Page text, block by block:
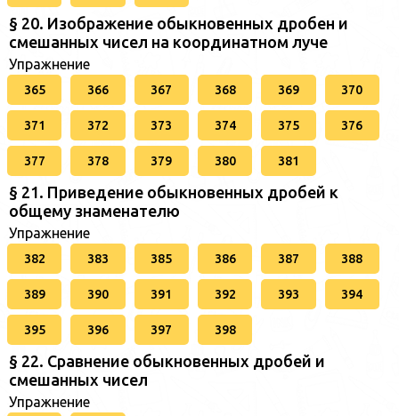
§ 20. Изображение обыкновенных дробен и
смешанных чисел на координатном луче
Упражнение
365 366 367 368 369 370
371 372 373 374 375 376
377 378 379 380 381
§ 21. Приведение обыкновенных дробей к
общему знаменателю
Упражнение
382 383 385 386 387 388
389 390 391 392 393 394
395 396 397 398
§ 22. Сравнение обыкновенных дробей и
смешанных чисел
Упражнение